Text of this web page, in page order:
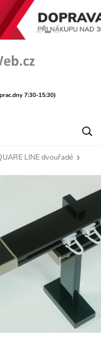
7:30-15:30)
LINE dvouřadé